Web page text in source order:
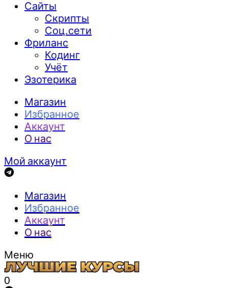
Сайты
Скрипты
Соц.сети
Фриланс
Кодинг
Учёт
Эзотерика
Магазин
Избранное
Аккаунт
О нас
Мой аккаунт
Магазин
Избранное
Аккаунт
О нас
Меню
0